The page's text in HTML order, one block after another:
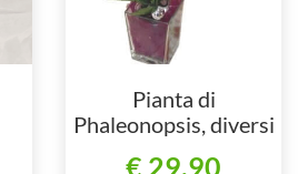
Pianta di
Phaleonopsis, diversi
€ 29,90